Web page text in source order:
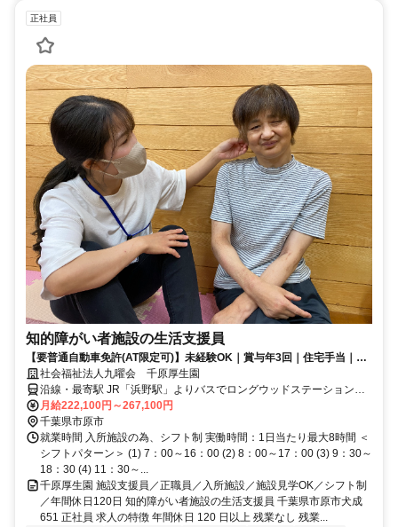
正社員
知的障がい者施設の生活支援員
【要普通自動車免許(AT限定可)】未経験OK｜賞与年3回｜住宅手当｜年
休120日｜基本4連勤までシフト制
社会福祉法人九曜会 千原厚生園
沿線・最寄駅 JR「浜野駅」よりバスでロングウッドステーション行
に乗車し「犬成火の見下」バス停で下車後徒歩3分。
月給222,100円～267,100円
千葉県市原市
就業時間 入所施設の為、シフト制 実働時間：1日当たり最大8時間 ＜
シフトパターン＞ (1) 7：00～16：00 (2) 8：00～17：00 (3) 9：30～
18：30 (4) 11：30～...
千原厚生園 施設支援員／正職員／入所施設／施設見学OK／シフト制
／年間休日120日 知的障がい者施設の生活支援員 千葉県市原市犬成
651 正社員 求人の特徴 年間休日 120 日以上 残業なし 残業...